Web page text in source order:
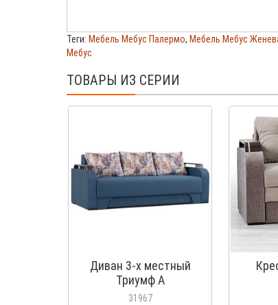
Теги: Мебель Мебус Палермо, Мебель Мебус
Мебус
ТОВАРЫ ИЗ СЕРИИ
Диван 3-х местный
Триумф А
31967